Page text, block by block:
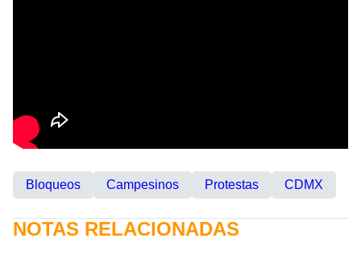
Bloqueos Campesinos Protestas CDMX
NOTAS RELACIONADAS